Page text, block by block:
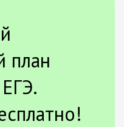
план